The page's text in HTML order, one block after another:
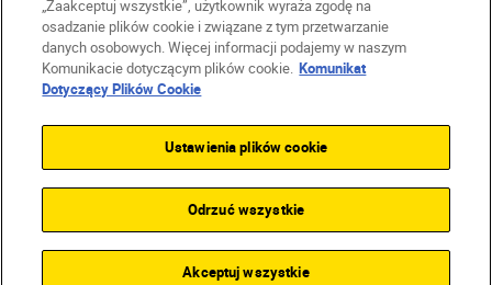
Skontaktuj się z nami
Oświadczenie dotyczące prywatności
Warunki użytkowania
Warunki korzystania z Nikon Store
Komunikat dotyczący plików cookie
Dostępność
Ustawienia plików cookie
„Zaakceptuj wszystkie”, użytkownik wyraża zgodę na
osadzanie plików cookie i związane z tym przetwarzanie
danych osobowych. Więcej informacji podajemy w naszym
Komunikacie dotyczącym plików cookie. Komunikat
Dotyczący Plików Cookie
Ustawienia plików cookie
Odrzuć wszystkie
Akceptuj wszystkie